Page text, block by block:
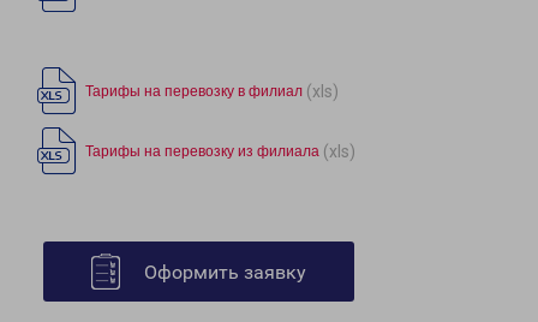
Тарифы на перевозку в филиал (xls)
Тарифы на перевозку из филиала (xls)
Оформить заявку